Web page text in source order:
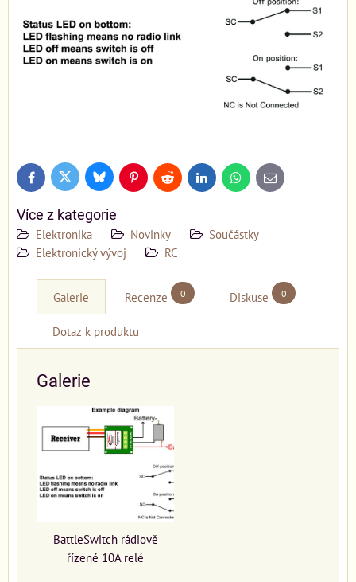
FacebookTwitter BlueskyPinterestReddit LinkedInWhatsApp
E-
mail
Více z kategorie
Elektronika Novinky
Součástky
Elektronický vývoj
RC
Galerie Recenze 0 Diskuse 0
Dotaz k produktu
Galerie
BattleSwitch rádiově
řízené 10A relé